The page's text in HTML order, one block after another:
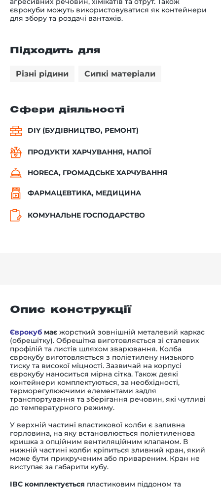
єврокуби можуть використовуватися як контейнери
для збору та роздачі вантажів.
Підходить для
Різні рідини Сипкі матеріали
Сфери діяльності
DIY (БУДІВНИЦТВО, РЕМОНТ)
ПРОДУКТИ ХАРЧУВАННЯ, НАПОЇ
HORECA, ГРОМАДСЬКЕ ХАРЧУВАННЯ
ФАРМАЦЕВТИКА, МЕДИЦИНА
КОМУНАЛЬНЕ ГОСПОДАРСТВО
Опис конструкції
Єврокуб має жорсткий зовнішній металевий каркас
(обрешітку). Обрешітка виготовляється зі сталевих
профілій та листів шляхом зварювання. Колба
єврокубу виготовляється з поліетилену низького
тиску та високої міцності. Зазвичай на корпусі
єврокубу наноситься мірна сітка. Також деякі
контейнери комплектуються, за необхідності,
терморегулюючими елементами задля
транспортування та зберігання речовин, які чутливі
до температурного режиму.
У верхній частині властикової колби є заливна
горловина, на яку встановлюється поліетиленова
кришка з опційним вентиляційним клапаном. В
нижній частині колби кріпиться зливний кран, який
може бути прикрученим або привареним. Кран не
виступає за габарити кубу.
IBC комплектується пластиковим піддоном та